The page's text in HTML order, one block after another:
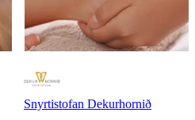
Snyrtistofan Dekurhornið